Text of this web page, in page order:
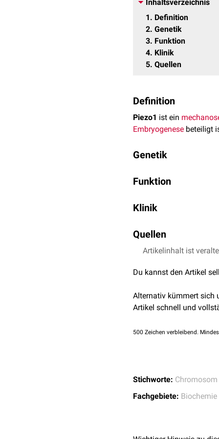
Inhaltsverzeichnis
1
Definition
2 Genetik
3 Funktion
4 Klinik
5 Quellen
Definition
Piezo1 ist ein
Embryogenese beteiligt
Genetik
Funktion
Die Aktivierung von
Klinik
einzelnen
erythrozytären
Weitere Mutationen
Quellen
Crew et al.Missense
uniprot.org - PIEZO1
Artikelinhalt ist
Du kannst den Artikel
Alternativ kümmert sich
Artikel schnell und
500 Zeichen verbleibend.
Stichworte: Chromosom
Fachgebiete: Biochemie